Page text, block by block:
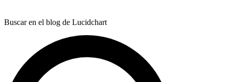
Buscar en el blog de Lucidchart